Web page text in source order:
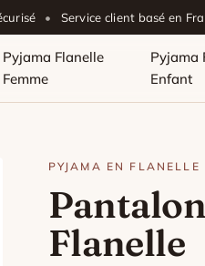
• Service client basé en
Pyjama Flanelle
Femme
Pyjama
Enfant
PYJAMA EN FLANELLE
Flanelle